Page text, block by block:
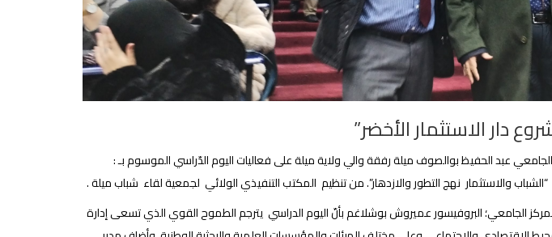
دار الاستثمار الأخضر”
18 ديسمبر 2023 مدير المركز الجامعي عبد الحفيظ بوالصوف ميلة رفقة والي ولاية ميلة على فعاليات اليوم الدّراسي الموسوم بـ :
والاستثمار نهج التطور والازدهار”. من تنظيم المكتب التنفيذي الولائي لجمعية لقاء شباب ميلة .
الجامعي؛ البروفيسور عميروش بوشلاغم بأنّ اليوم الدراسي يترجم الطموح القوي الذي تسعى إدارة